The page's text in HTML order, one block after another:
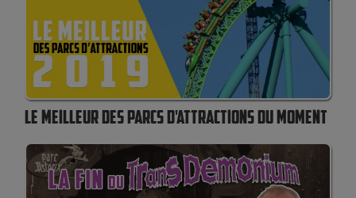
LE MEILLEUR DES PARCS D'ATTRACTIONS DU MOMENT